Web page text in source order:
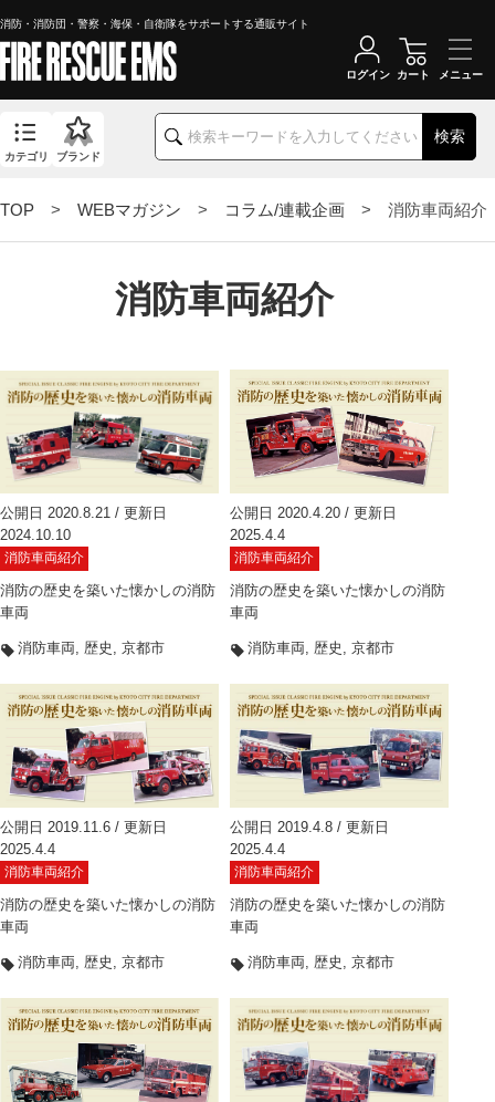
消防・消防団・警察・海保・自衛隊をサポートする通販サイト
検索
カテゴリ ブランド
ログイン カート
TOP > WEBマガジン > コラム/連載企画 > 消防車両紹介
消防車両紹介
公開日 2020.8.21 / 更新日
2024.10.10
消防車両紹介
消防の歴史を築いた懐かしの消防
車両
消防車両 歴史 京都市
公開日 2020.4.20 / 更新日
2025.4.4
消防車両紹介
消防の歴史を築いた懐かしの消防
車両
消防車両 歴史 京都市
公開日 2019.11.6 / 更新日
2025.4.4
消防車両紹介
消防の歴史を築いた懐かしの消防
車両
消防車両 歴史 京都市
公開日 2019.4.8 / 更新日
2025.4.4
消防車両紹介
消防の歴史を築いた懐かしの消防
車両
消防車両 歴史 京都市